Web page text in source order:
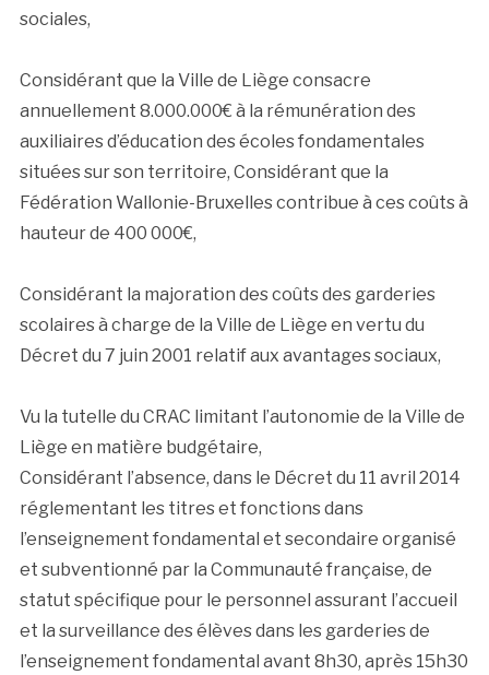
sociales,
Considérant que la Ville de Liège consacre
annuellement 8.000.000€ à la rémunération des
auxiliaires d’éducation des écoles fondamentales
situées sur son territoire, Considérant que la
Fédération Wallonie-Bruxelles contribue à ces coûts à
hauteur de 400 000€,
Considérant la majoration des coûts des garderies
scolaires à charge de la Ville de Liège en vertu du
Décret du 7 juin 2001 relatif aux avantages sociaux,
Vu la tutelle du CRAC limitant l’autonomie de la Ville de
Liège en matière budgétaire,
Considérant l’absence, dans le Décret du 11 avril 2014
réglementant les titres et fonctions dans
l’enseignement fondamental et secondaire organisé
et subventionné par la Communauté française, de
statut spécifique pour le personnel assurant l’accueil
et la surveillance des élèves dans les garderies de
l’enseignement fondamental avant 8h30, après 15h30